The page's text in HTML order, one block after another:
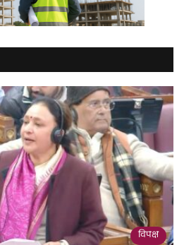
विपक्ष